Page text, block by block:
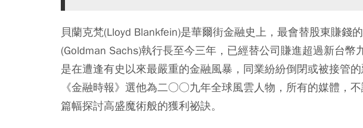
貝蘭克梵(Lloyd Blankfein)是華爾街金融史上，最會替股東賺錢
(Goldman Sachs)執行長至今三年，已經替公司賺進超過新台幣
是在遭逢有史以來最嚴重的金融風暴，同業紛紛倒閉或被接管
《金融時報》選他為二○○九年全球風雲人物，所有的媒體，
篇幅探討高盛魔術般的獲利祕訣。